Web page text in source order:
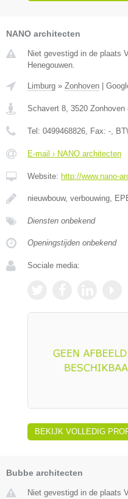
NANO architecten
Niet gevestigd in de plaats
Henegouwen.
Limburg » Zonhoven |
Schavert 8 3520 Zonhoven
Tel: 0499468826 , Fax: - ,
E-mail › NANO architecten
Website: http://www.nano-
nieuwbouw, verbouwing,
Diensten onbekend
Openingstijden onbekend
Sociale media:
BEKIJK VOLLEDIG
Bubbe architecten
Niet gevestigd in de plaats